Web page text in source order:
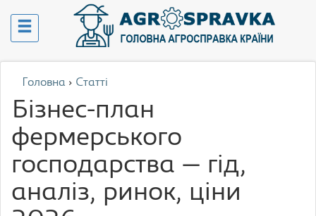
Головна › Статті
Бізнес-план
фермерського
господарства — гід,
аналіз, ринок, ціни